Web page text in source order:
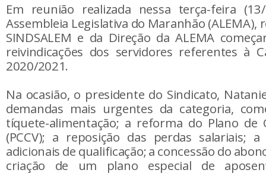
Em reunião realizada nessa terça-feira
Assembleia Legislativa do Maranhão
SINDSALEM e da Direção da ALEMA
reivindicações dos servidores referentes à
2020/2021.
Na ocasião, o presidente do Sindicato,
demandas mais urgentes da categoria,
tíquete-alimentação; a reforma do Plano de
(PCCV); a reposição das perdas salariais;
adicionais de qualificação; a concessão do
criação de um plano especial de